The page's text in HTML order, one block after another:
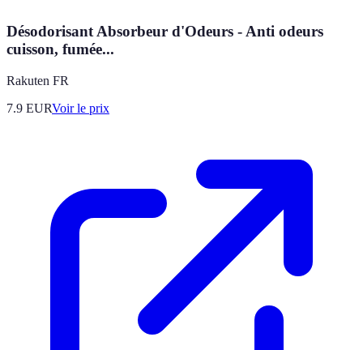
Désodorisant Absorbeur d'Odeurs - Anti odeurs
cuisson, fumée...
Rakuten FR
7.9 EURVoir le prix